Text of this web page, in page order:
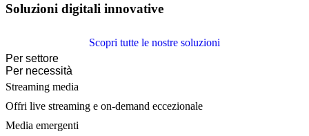
Soluzioni digitali innovative
Scopri tutte le nostre soluzioni
Per settore
Per necessità
Streaming media
Offri live streaming e on-demand eccezionale
Media emergenti